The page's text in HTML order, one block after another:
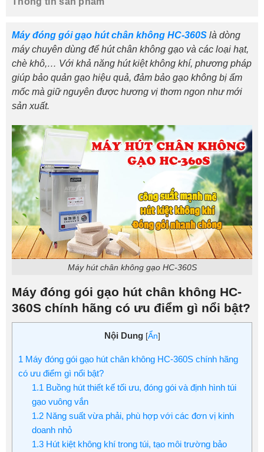
Máy đóng gói gạo hút chân không HC-360S là dòng
máy chuyên dùng để hút chân không gạo và các loại hạt,
chè khô,… Với khả năng hút kiệt không khí, phương pháp
giúp bảo quản gạo hiệu quả, đảm bảo gạo không bị ẩm
mốc mà giữ nguyên được hương vị thơm ngon như mới
sản xuất.
Máy hút chân không gạo HC-360S
Máy đóng gói gạo hút chân không HC-
360S chính hãng có ưu điểm gì nổi bật?
Nội Dung [Ẩn]
1 Máy đóng gói gạo hút chân không HC-360S chính hãng
có ưu điểm gì nổi bật?
1.1 Buồng hút thiết kế tối ưu, đóng gói và định hình túi
gạo vuông vắn
1.2Năng suất vừa phải, phù hợp với các đơn vị kinh
doanh nhỏ
1.3Hút kiệt không khí trong túi, tạo môi trường bảo